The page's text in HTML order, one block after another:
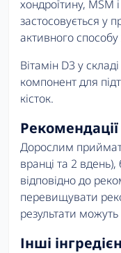
хондроїтину, MSM
застосовується у
активного
Вітамін D3 у
компонент для
кісток.
Дорослим
вранці та 2
відповідно до
перевищувати
результати можуть
Інші